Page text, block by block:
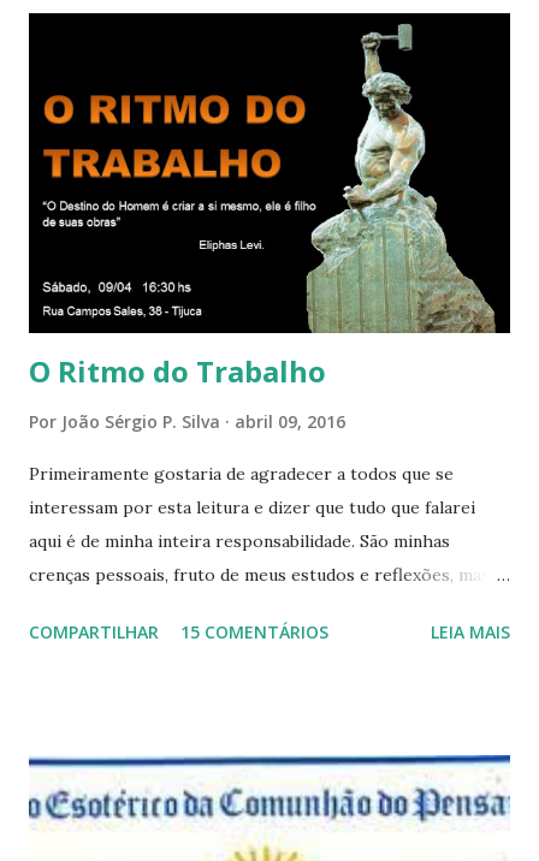
relacionamos e vai se ampliando e tocando os círculos
iluminados daqueles com que cooperamos, formando um
círculo cada vez maior de Paz e Harmonia. CONSAGRAÇÃO
DO APOSENTO Dentro do Círculo Infinito da Divina
Presença que me envolve inteiramente Afirmo: Há uma só
presença aqui: é a presença da Harmonia, que faz vibrar
todos os corações de Felicidade e Alegria. Quem quer que
aqui entre, sentirá as vibrações da Divina Harmonia. Há uma
só presença aqui: é a...
O Ritmo do Trabalho
Por João Sérgio P. Silva abril 09, 2016
Primeiramente gostaria de agradecer a todos que se
interessam por esta leitura e dizer que tudo que falarei
aqui é de minha inteira responsabilidade. São minhas
crenças pessoais, fruto de meus estudos e reflexões, mas
porque nem mesmo eu as tenho desta forma. Eu vos
e talvez contraditória a sua própria visão. Durante todo
este mês estaremos debatendo este tema e gostaríamos de
convida-lo a deixar seus comentários e reflexões no final
COMPARTILHAR 15 COMENTÁRIOS LEIA MAIS